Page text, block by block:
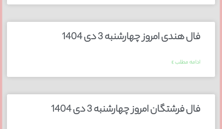
فال هندی امروز چهارشنبه 3 دی 1404
ادامه مطلب »
فال فرشتگان امروز چهارشنبه 3 دی 1404